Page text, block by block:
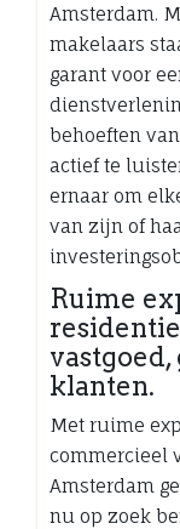
Amsterdam.
makelaars
garant voor
behoeften
actief te
ernaar om
van zijn of
Ruime
klanten.
Met ruime
commercieel
Amsterdam
nu op zoek